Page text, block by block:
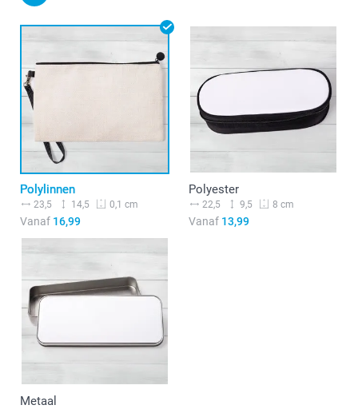
Polylinnen
23,5 14,5 0,1 cm
Vanaf 16,99
Polyester
22,5 9,5 8 cm
Vanaf13,99
Metaal